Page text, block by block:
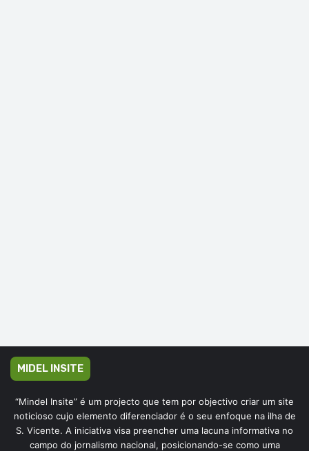
MIDEL INSITE
“Mindel Insite” é um projecto que tem por objectivo criar um site
noticioso cujo elemento diferenciador é o seu enfoque na ilha de
S. Vicente. A iniciativa visa preencher uma lacuna informativa no
campo do jornalismo nacional, posicionando-se como uma